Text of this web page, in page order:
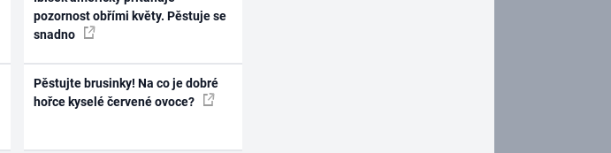
pozornost obřími květy. Pěstuje se
snadno
Pěstujte brusinky! Na co je dobré
hořce kyselé červené ovoce?